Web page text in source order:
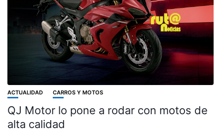
ACTUALIDAD CARROS Y MOTOS
QJ Motor lo pone a rodar con motos de
alta calidad